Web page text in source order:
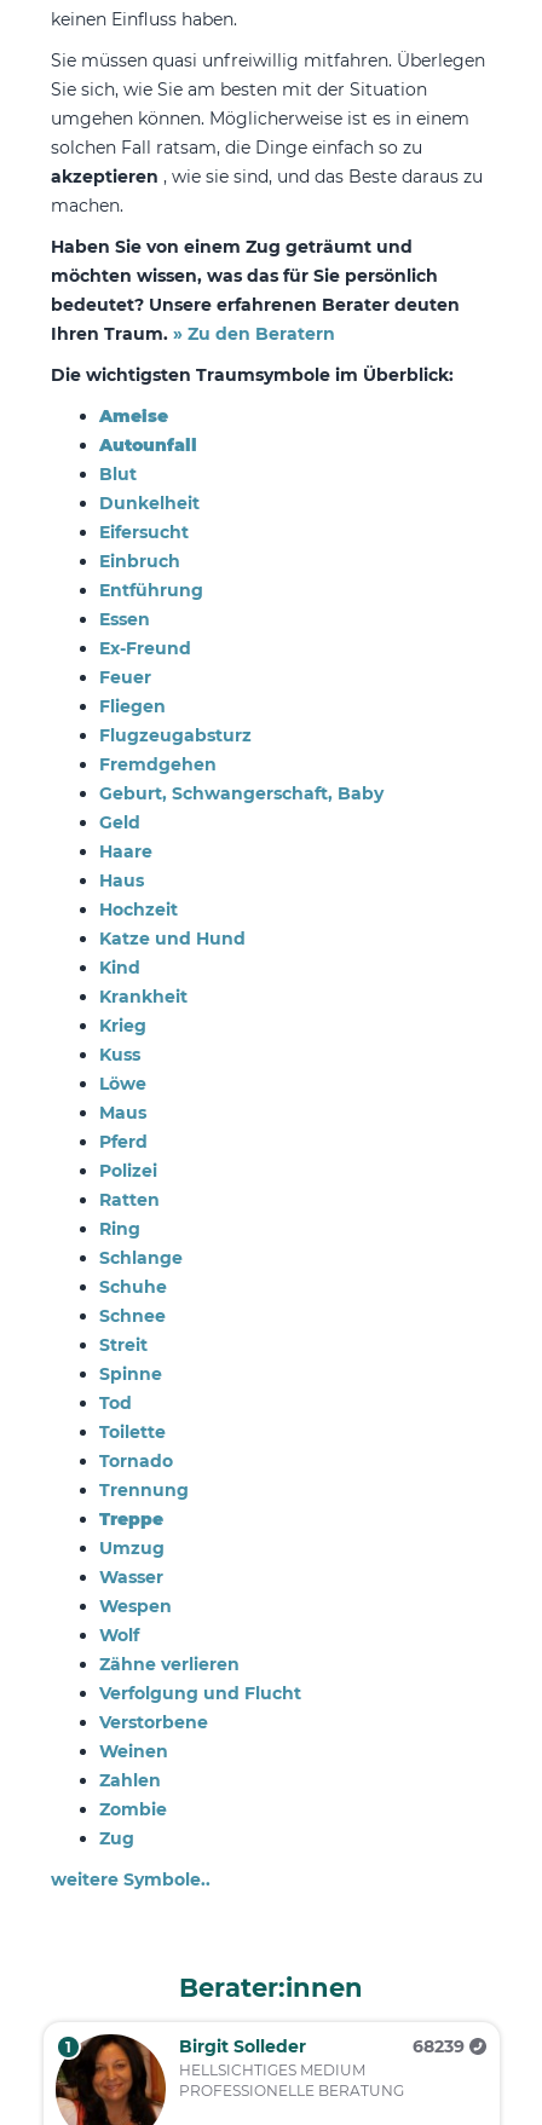
keinen Einfluss haben.
Sie müssen quasi unfreiwillig mitfahren. Überlegen
Sie sich, wie Sie am besten mit der Situation
umgehen können. Möglicherweise ist es in einem
solchen Fall ratsam, die Dinge einfach so zu
akzeptieren , wie sie sind, und das Beste daraus zu
machen.
Haben Sie von einem Zug geträumt und
möchten wissen, was das für Sie persönlich
bedeutet? Unsere erfahrenen Berater deuten
Ihren Traum. » Zu den Beratern
Die wichtigsten Traumsymbole im Überblick:
Ameise
Autounfall
Blut
Dunkelheit
Eifersucht
Einbruch
Entführung
Essen
Ex-Freund
Feuer
Fliegen
Flugzeugabsturz
Fremdgehen
Geburt, Schwangerschaft, Baby
Geld
Haare
Haus
Hochzeit
Katze und Hund
Kind
Krankheit
Krieg
Kuss
Löwe
Maus
Pferd
Polizei
Ratten
Ring
Schlange
Schuhe
Schnee
Streit
Spinne
Tod
Toilette
Tornado
Trennung
Treppe
Umzug
Wasser
Wespen
Wolf
Zähne verlieren
Verfolgung und Flucht
Verstorbene
Weinen
Zahlen
Zombie
Zug
weitere Symbole..
Berater:innen
1 Birgit Solleder 68239
HELLSICHTIGES MEDIUM
PROFESSIONELLE BERATUNG